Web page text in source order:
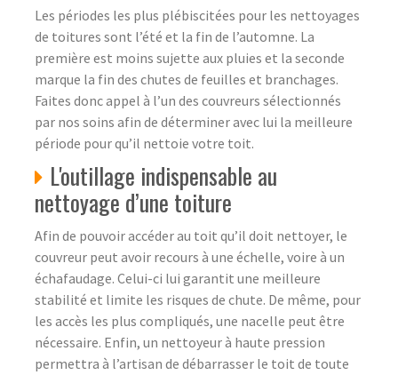
Les périodes les plus plébiscitées pour les nettoyages
de toitures sont l’été et la fin de l’automne. La
première est moins sujette aux pluies et la seconde
marque la fin des chutes de feuilles et branchages.
Faites donc appel à l’un des couvreurs sélectionnés
par nos soins afin de déterminer avec lui la meilleure
période pour qu’il nettoie votre toit.
L'outillage indispensable au
nettoyage d’une toiture
Afin de pouvoir accéder au toit qu’il doit nettoyer, le
couvreur peut avoir recours à une échelle, voire à un
échafaudage. Celui-ci lui garantit une meilleure
stabilité et limite les risques de chute. De même, pour
les accès les plus compliqués, une nacelle peut être
nécessaire. Enfin, un nettoyeur à haute pression
permettra à l’artisan de débarrasser le toit de toute